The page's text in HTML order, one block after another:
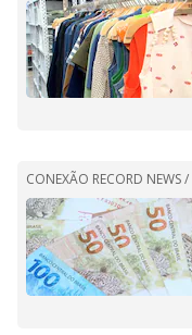
CONEXÃO RECORD NEWS /